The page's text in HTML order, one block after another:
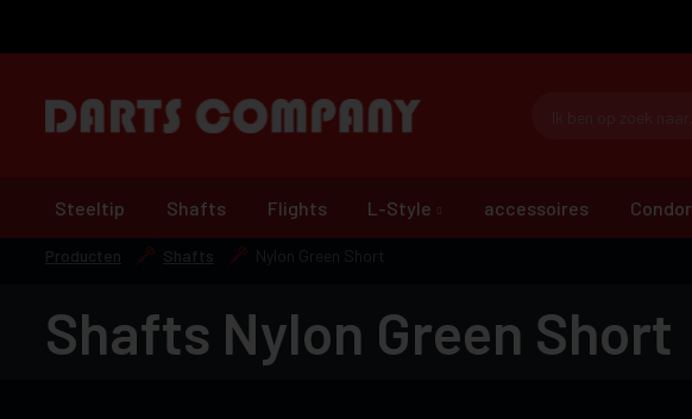
Steeltip Shafts Flights L-Style accessoires Condor
Producten Shafts Nylon Green Short
Shafts Nylon Green Short